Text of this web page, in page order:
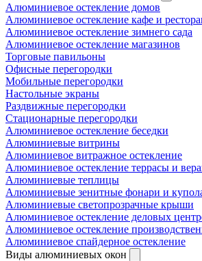
Алюминиевое остекление домов
Алюминиевое остекление кафе и
Алюминиевое остекление зимнего сада
Алюминиевое остекление магазинов
Торговые павильоны
Офисные перегородки
Мобильные перегородки
Настольные экраны
Раздвижные перегородки
Стационарные перегородки
Алюминиевое остекление беседки
Алюминиевые витрины
Алюминиевое витражное остекление
Алюминиевое остекление террасы и
Алюминиевые теплицы
Алюминиевые зенитные фонари и
Алюминиевые светопрозрачные крыши
Алюминиевое остекление деловых
Алюминиевое остекление
Алюминиевое спайдерное остекление
Виды алюминиевых окон